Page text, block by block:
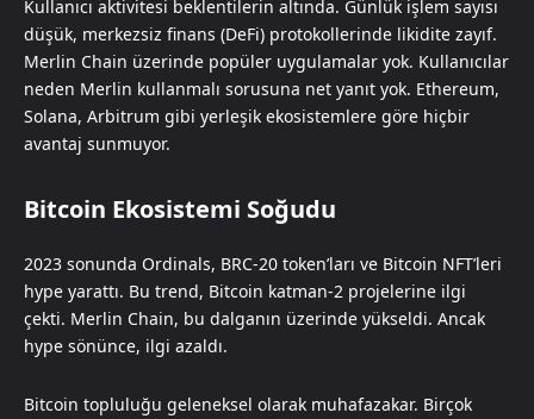
Kullanıcı aktivitesi beklentilerin altında. Günlük işlem sayısı
düşük, merkezsiz finans (DeFi) protokollerinde likidite zayıf.
Merlin Chain üzerinde popüler uygulamalar yok. Kullanıcılar
neden Merlin kullanmalı sorusuna net yanıt yok. Ethereum,
Solana, Arbitrum gibi yerleşik ekosistemlere göre hiçbir
avantaj sunmuyor.
Bitcoin Ekosistemi Soğudu
2023 sonunda Ordinals, BRC-20 token’ları ve Bitcoin NFT’leri
hype yarattı. Bu trend, Bitcoin katman-2 projelerine ilgi
çekti. Merlin Chain, bu dalganın üzerinde yükseldi. Ancak
hype sönünce, ilgi azaldı.
Bitcoin topluluğu geleneksel olarak muhafazakar. Birçok